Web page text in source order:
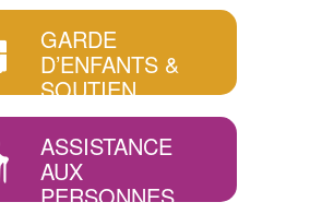
GARDE
D’ENFANTS &
SOUTIEN
SCOLAIRE
ASSISTANCE
AUX
PERSONNES